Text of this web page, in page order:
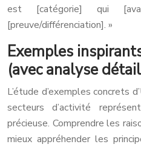
est [catégorie] qui
[preuve/différenciation]. »
Exemples
(avec analyse
L’étude d’exemples concrets
secteurs d’activité
précieuse. Comprendre les
mieux appréhender les